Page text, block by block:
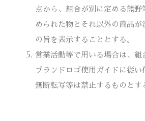
点から、組合が別に定める熊
められた物とそれ以外の商品が
の旨を表示することとする。
営業活動等で用いる場合は、組
ブランドロゴ使用ガイドに従い
無断転写等は禁止するものとす